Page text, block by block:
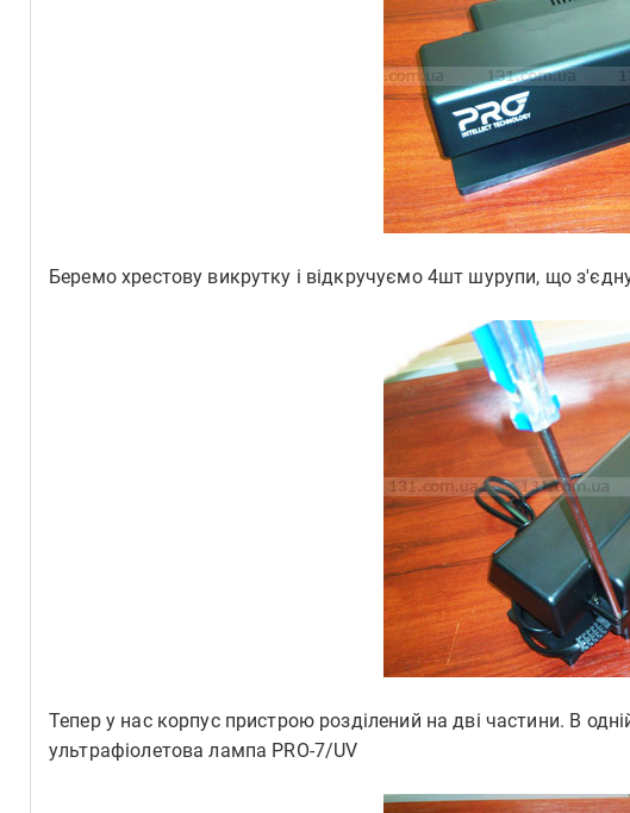
Беремо хрестову викрутку і відкручуємо 4шт шурупи, що
Тепер у нас корпус пристрою розділений на дві частини. В
ультрафіолетова лампа PRO-7/UV